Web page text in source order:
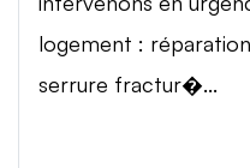
logement :
serrure fractur�...